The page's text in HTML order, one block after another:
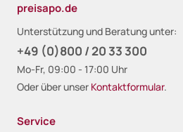
preisapo.de
Unterstützung und Beratung unter:
+49 (0)800 / 20 33 300
Mo-Fr, 09:00 - 17:00 Uhr
Oder über unser Kontaktformular.
Service